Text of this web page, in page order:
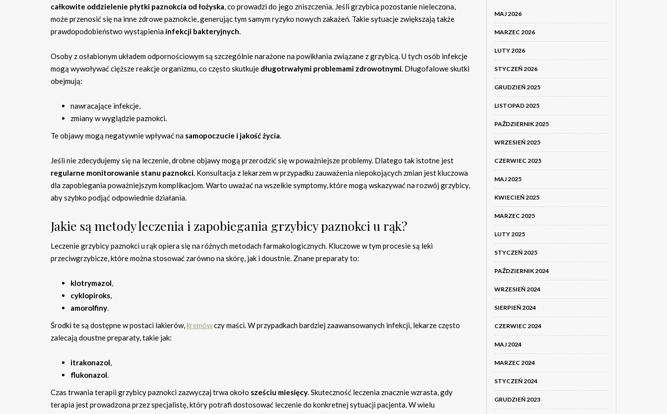
całkowite oddzielenie płytki paznokcia od łożyska, co prowadzi do jego zniszczenia. Jeśli grzybica pozostanie nieleczona,
może przenosić się na inne zdrowe paznokcie, generując tym samym ryzyko nowych zakażeń. Takie sytuacje zwiększają także
prawdopodobieństwo wystąpienia infekcji bakteryjnych.
Osoby z osłabionym układem odpornościowym są szczególnie narażone na powikłania związane z grzybicą. U tych osób infekcje
mogą wywoływać cięższe reakcje organizmu, co często skutkuje długotrwałymi problemami zdrowotnymi. Długofalowe skutki
obejmują:
nawracające infekcje,
zmiany w wyglądzie paznokci.
Te objawy mogą negatywnie wpływać na samopoczucie i jakość życia.
Jeśli nie zdecydujemy się na leczenie, drobne objawy mogą przerodzić się w poważniejsze problemy. Dlatego tak istotne jest
regularne monitorowanie stanu paznokci. Konsultacja z lekarzem w przypadku zauważenia niepokojących zmian jest kluczowa
dla zapobiegania poważniejszym komplikacjom. Warto uważać na wszelkie symptomy, które mogą wskazywać na rozwój grzybicy,
aby szybko podjąć odpowiednie działania.
Jakie są metody leczenia i zapobiegania grzybicy paznokci u rąk?
Leczenie grzybicy paznokci u rąk opiera się na różnych metodach farmakologicznych. Kluczowe w tym procesie są leki
przeciwgrzybicze, które można stosować zarówno na skórę, jak i doustnie. Znane preparaty to:
klotrymazol,
cyklopiroks,
amorolfiny.
Środki te są dostępne w postaci lakierów,kremówczy maści. W przypadkach bardziej zaawansowanych infekcji, lekarze często
zalecają doustne preparaty, takie jak:
itrakonazol,
flukonazol.
Czas trwania terapii grzybicy paznokci zazwyczaj trwa około sześciu miesięcy. Skuteczność leczenia znacznie wzrasta, gdy
terapia jest prowadzona przez specjalistę, który potrafi dostosować leczenie do konkretnej sytuacji pacjenta. W wielu
MAJ 2026
MARZEC 2026
LUTY 2026
STYCZEŃ 2026
GRUDZIEŃ 2025
LISTOPAD 2025
PAŹDZIERNIK 2025
WRZESIEŃ 2025
CZERWIEC 2025
MAJ 2025
KWIECIEŃ 2025
MARZEC 2025
LUTY 2025
STYCZEŃ 2025
PAŹDZIERNIK 2024
WRZESIEŃ 2024
SIERPIEŃ 2024
CZERWIEC 2024
MAJ 2024
MARZEC 2024
STYCZEŃ 2024
GRUDZIEŃ 2023